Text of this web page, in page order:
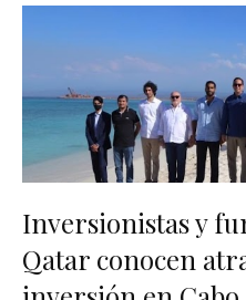
Inversionistas y
Qatar conocen